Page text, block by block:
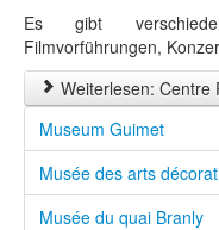
Es gibt
Filmvorführungen,
Weiterlesen: Centre
Museum Guimet
Musée des arts
Musée du quai Branly